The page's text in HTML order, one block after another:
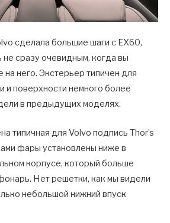
сделала большие шаги с EX60,
не сразу очевидным, когда вы
него. Экстерьер типичен для
и поверхности немного более
в предыдущих моделях.
типичная для Volvo подпись Thor’s
фары установлены ниже в
корпусе, который больше
Нет решетки, как мы видели
небольшой нижний впуск